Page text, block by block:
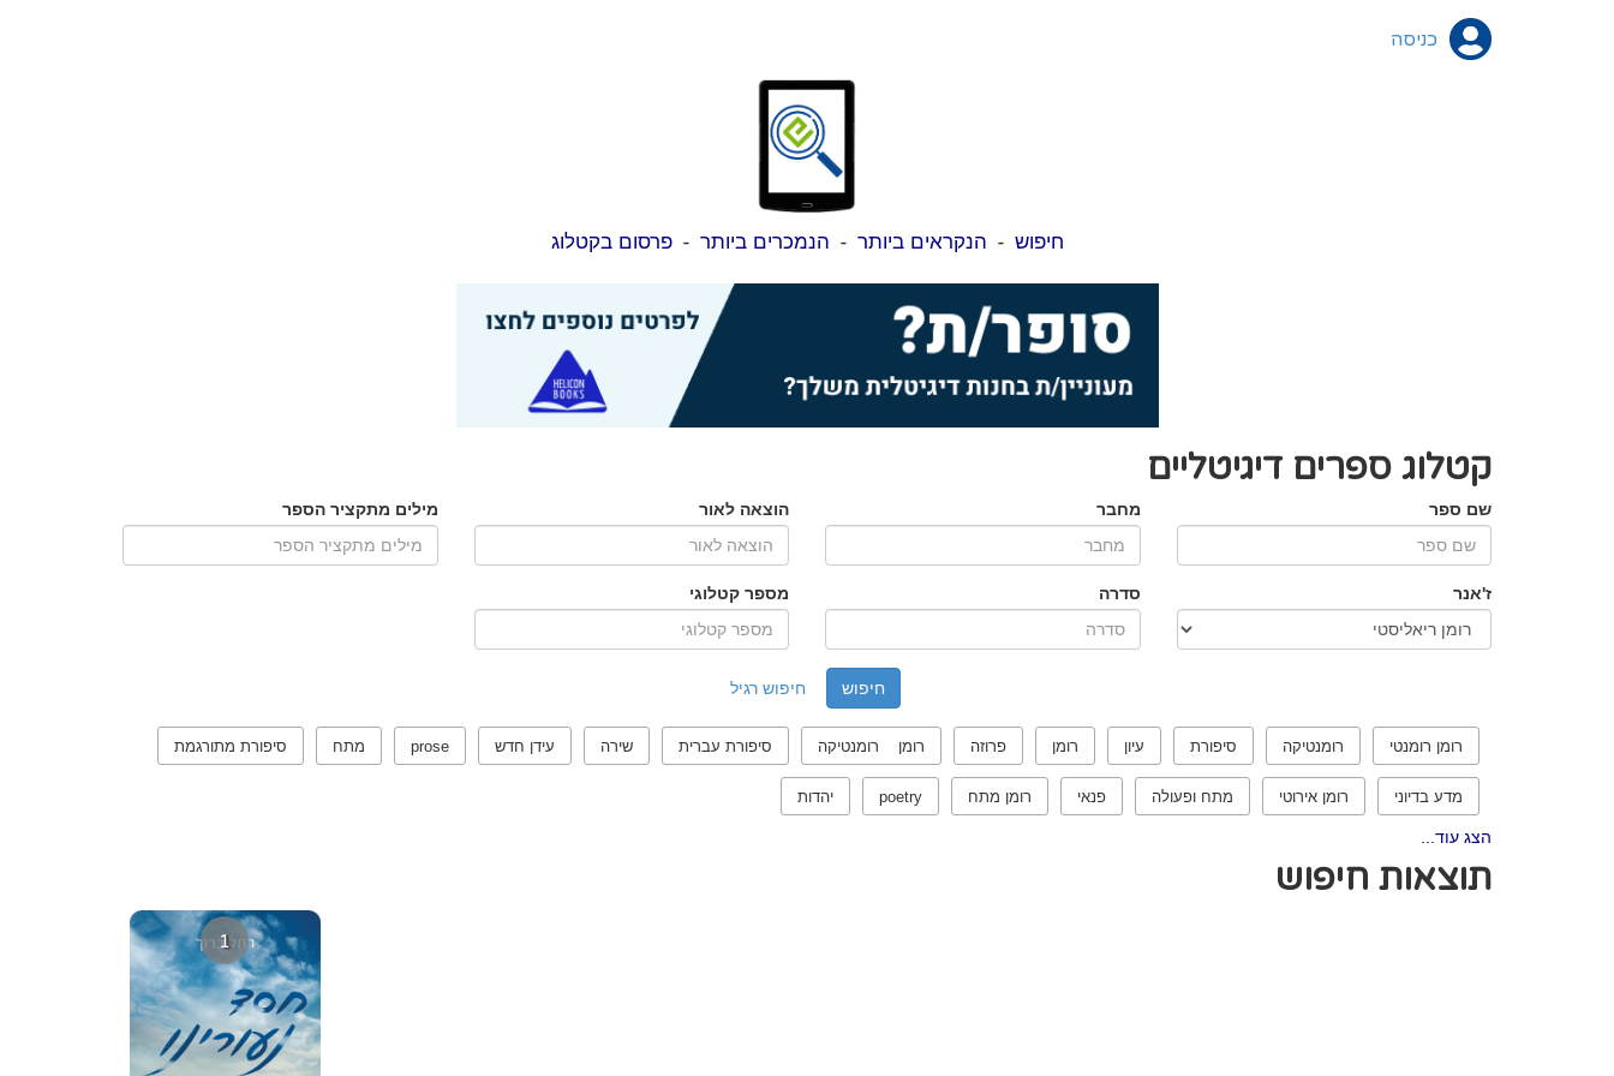
כניסה
חיפוש - הנקראים ביותר - הנמכרים ביותר -פרסום בקטלוג
קטלוג ספרים דיגיטליים
שם ספר מחבר הוצאה לאור מילים מתקציר הספר
ז'אנר סדרה מספר קטלוגי
חיפוש רגיל
רומן רומנטי רומנטיקה סיפורת עיון רומן פרוזה רומן רומנטיקה סיפורת עברית שירה עידן חדש prose מתח סיפורת מתורגמת
מדע בדיוני רומן אירוטי מתח ופעולה פנאי רומן מתח poetry יהדות
הצג עוד...
תוצאות חיפוש
1